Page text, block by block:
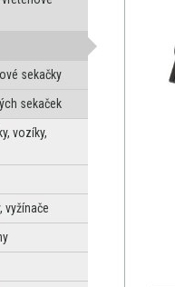
sekačky
sekaček
vozíky,
vyžínače